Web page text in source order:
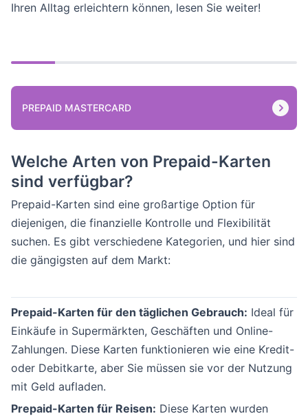
Ihren Alltag erleichtern können, lesen Sie weiter!
PREPAID MASTERCARD
Welche Arten von Prepaid-Karten
sind verfügbar?
Prepaid-Karten sind eine großartige Option für
diejenigen, die finanzielle Kontrolle und Flexibilität
suchen. Es gibt verschiedene Kategorien, und hier sind
die gängigsten auf dem Markt:
Prepaid-Karten für den täglichen Gebrauch: Ideal für
Einkäufe in Supermärkten, Geschäften und Online-
Zahlungen. Diese Karten funktionieren wie eine Kredit-
oder Debitkarte, aber Sie müssen sie vor der Nutzung
mit Geld aufladen.
Prepaid-Karten für Reisen: Diese Karten wurden